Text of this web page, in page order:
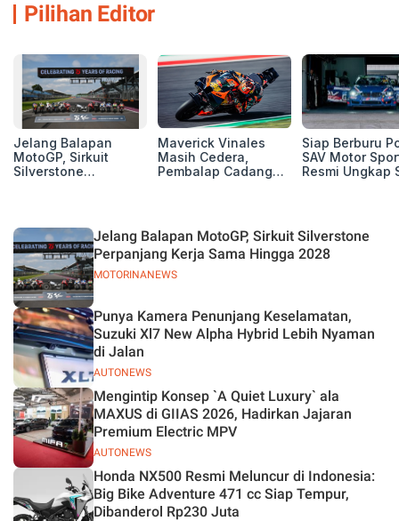
Pilihan Editor
Jelang Balapan
MotoGP, Sirkuit
Silverstone
Maverick Vinales
Masih Cedera,
Pembalap Cadangan
Siap Berburu
SAV Motor
Resmi Ungkap
MOTORINANEWS
Jelang Balapan MotoGP, Sirkuit Silverstone
Perpanjang Kerja Sama Hingga 2028
AUTONEWS
Punya Kamera Penunjang Keselamatan,
Suzuki Xl7 New Alpha Hybrid Lebih Nyaman
di Jalan
AUTONEWS
Mengintip Konsep `A Quiet Luxury` ala
MAXUS di GIIAS 2026, Hadirkan Jajaran
Premium Electric MPV
Honda NX500 Resmi Meluncur di Indonesia:
Big Bike Adventure 471 cc Siap Tempur,
Dibanderol Rp230 Juta